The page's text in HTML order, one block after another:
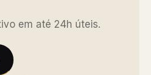
em até 24h úteis.